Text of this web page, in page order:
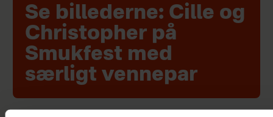
Se billederne: Cille og
Christopher på
Smukfest med
særligt vennepar